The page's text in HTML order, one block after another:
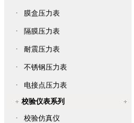
· 膜盒压力表
· 隔膜压力表
· 耐震压力表
· 不锈钢压力表
·
电接点压力表
校验仪表系列
·
校验仿真仪